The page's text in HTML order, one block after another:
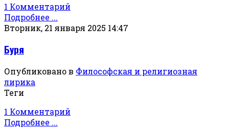
1 Комментарий
Подробнее ...
Вторник, 21 января 2025 14:47
Буря
Опубликовано в Философская и религиозная
лирика
Теги
1 Комментарий
Подробнее ...